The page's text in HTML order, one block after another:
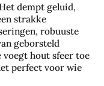
dempt geluid,
strakke
robuuste
geborsteld
hout sfeer toe
perfect voor wie